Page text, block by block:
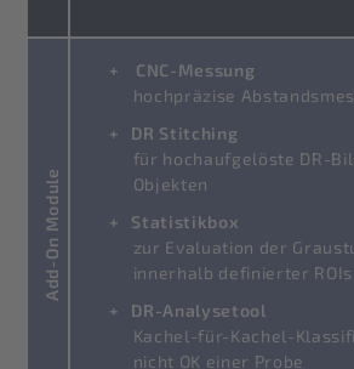
Add-On Module
CNC-Messung
hochpräzise
DR Stitching
für hochaufgelöste DR-
Objekten
Statistikbox
zur Evaluation der
innerhalb definierter ROIs
DR-Analysetool
Kachel-für-Kachel-
nicht OK einer Probe